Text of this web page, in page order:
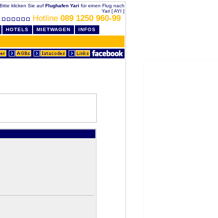
klicken Sie auf Flughafen Yari für einen Flug nach
Yari [ AYI ]
Hotline 089 1250 960-99
HOTELS MIETWAGEN INFOS